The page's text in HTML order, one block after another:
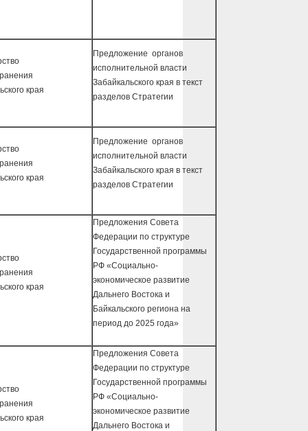
края
Предложение органов
исполнительной власти
Забайкальского края в текст
разделов Стратегии
края
Предложение органов
исполнительной власти
Забайкальского края в текст
разделов Стратегии
края
Предложения Совета
Федерации по структуре
Государственной программы
РФ «Социально-
экономическое развитие
Дальнего Востока и
Байкальского региона на
период до 2025 года»
края
Предложения Совета
Федерации по структуре
Государственной программы
РФ «Социально-
экономическое развитие
Дальнего Востока и